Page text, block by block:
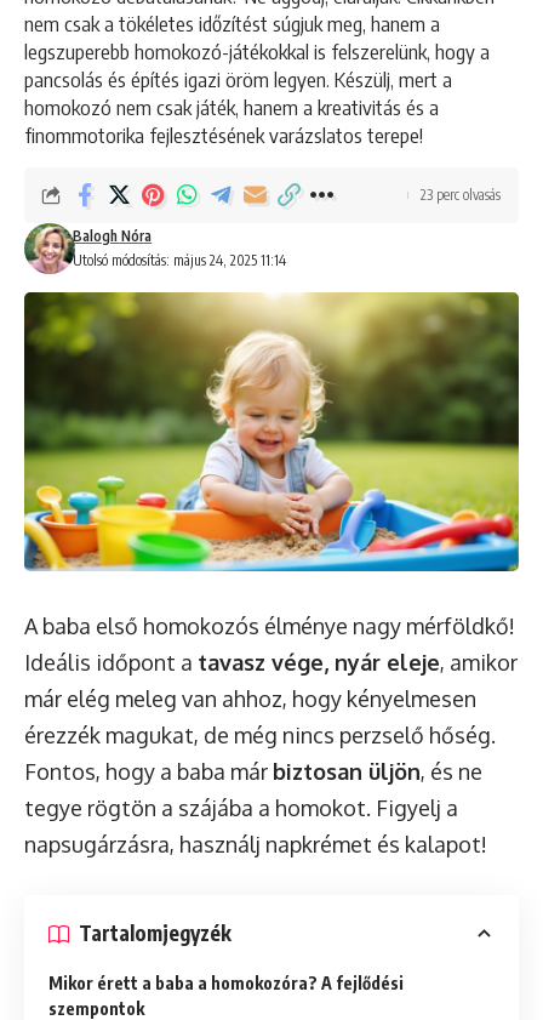
nem csak a tökéletes időzítést súgjuk meg, hanem a
legszuperebb homokozó-játékokkal is felszerelünk, hogy a
pancsolás és építés igazi öröm legyen. Készülj, mert a
homokozó nem csak játék, hanem a kreativitás és a
finommotorika fejlesztésének varázslatos terepe!
Utolsó módosítás: május 24, 2025 11:14
Balogh Nóra
23 perc olvasás
A baba első homokozós élménye nagy mérföldkő!
Ideális időpont a tavasz vége, nyár eleje, amikor
már elég meleg van ahhoz, hogy kényelmesen
érezzék magukat, de még nincs perzselő hőség.
Fontos, hogy a baba már biztosan üljön, és ne
tegye rögtön a szájába a homokot. Figyelj a
napsugárzásra, használj napkrémet és kalapot!
Tartalomjegyzék
Mikor érett a baba a homokozóra? A fejlődési
szempontok